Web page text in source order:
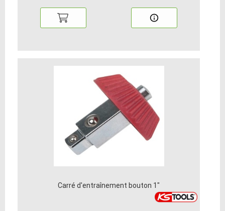
Carré d'entraînement bouton 1"